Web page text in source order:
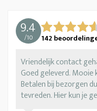
9.4
/10 142
Vriendelijk contact
Goed geleverd. Mooie
Betalen bij bezorgen
tevreden. Hier kun je